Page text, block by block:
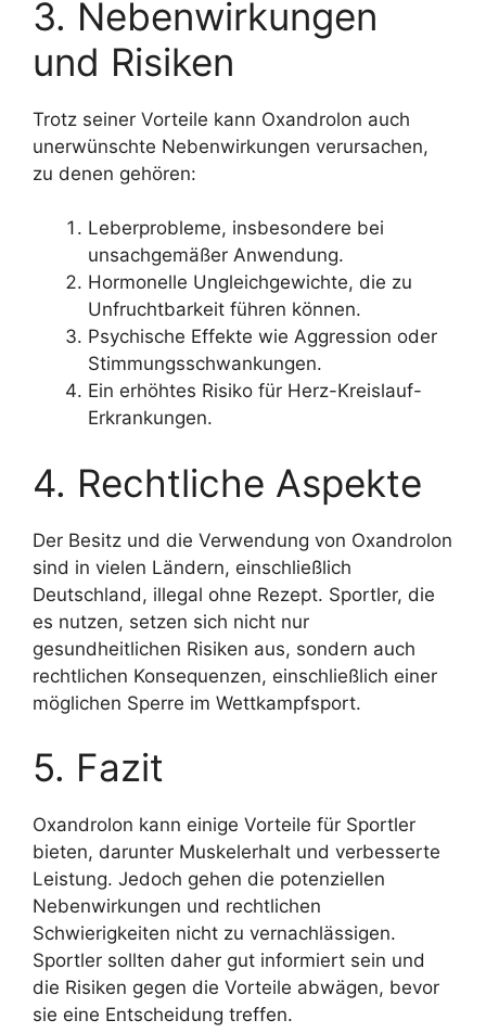
3. Nebenwirkungen
und Risiken
Trotz seiner Vorteile kann Oxandrolon auch
unerwünschte Nebenwirkungen verursachen,
zu denen gehören:
Leberprobleme, insbesondere bei
unsachgemäßer Anwendung.
Hormonelle Ungleichgewichte, die zu
Unfruchtbarkeit führen können.
Psychische Effekte wie Aggression oder
Stimmungsschwankungen.
Ein erhöhtes Risiko für Herz-Kreislauf-
Erkrankungen.
4. Rechtliche Aspekte
Der Besitz und die Verwendung von Oxandrolon
sind in vielen Ländern, einschließlich
Deutschland, illegal ohne Rezept. Sportler, die
es nutzen, setzen sich nicht nur
gesundheitlichen Risiken aus, sondern auch
rechtlichen Konsequenzen, einschließlich einer
möglichen Sperre im Wettkampfsport.
5. Fazit
Oxandrolon kann einige Vorteile für Sportler
bieten, darunter Muskelerhalt und verbesserte
Leistung. Jedoch gehen die potenziellen
Nebenwirkungen und rechtlichen
Schwierigkeiten nicht zu vernachlässigen.
Sportler sollten daher gut informiert sein und
die Risiken gegen die Vorteile abwägen, bevor
sie eine Entscheidung treffen.